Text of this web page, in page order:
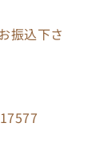
振込下さ